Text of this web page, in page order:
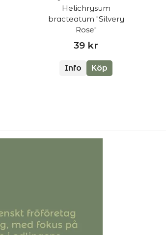
Helichrysum
bracteatum "Silvery
Rose"
39 kr
Info Köp